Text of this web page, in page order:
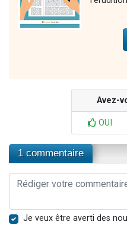
Avez-
OUI
1 commentaire
Je veux être averti des